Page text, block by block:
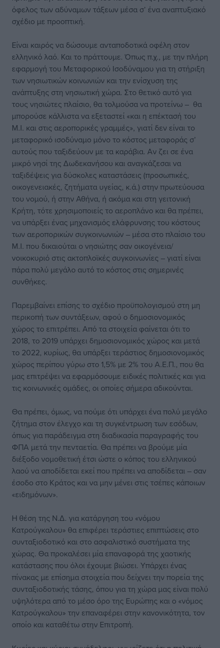
όφελος των αδύναμων τάξεων μέσα σ’ ένα αναπτυξιακό
σχέδιο με προοπτική.
Είναι καιρός να δώσουμε ανταποδοτικά οφέλη στον
ελληνικό λαό. Και το πράττουμε. Όπως π.χ., με την πλήρη
εφαρμογή του Μεταφορικού Ισοδύναμου για τη στήριξη
των νησιωτικών κοινωνιών και την ενίσχυση της
ανάπτυξης στη νησιωτική χώρα. Στο θετικό αυτό για
τους νησιώτες πλαίσιο, θα τολμούσα να προτείνω – θα
μπορούσε κάλλιστα να εξεταστεί «και η επέκτασή του
Μ.Ι. και στις αεροπορικές γραμμές», γιατί δεν είναι το
μεταφορικό ισοδύναμο μόνο το κόστος μεταφοράς σ’
αυτούς που ταξιδεύουν με τα καράβια. Αν ζει σε ένα
μικρό νησί της Δωδεκανήσου και αναγκάζεσαι να
ταξιδέψεις για δύσκολες καταστάσεις (προσωπικές,
οικογενειακές, ζητήματα υγείας, κ.ά.) στην πρωτεύουσα
του νομού, ή στην Αθήνα, ή ακόμα και στη γειτονική
Κρήτη, τότε χρησιμοποιείς το αεροπλάνο και θα πρέπει,
να υπάρξει ένας μηχανισμός ελάφρυνσης του κόστους
των αεροπορικών συγκοινωνιών – μέσα στο πλαίσιο του
Μ.Ι. που δικαιούται ο νησιώτης σαν οικογένεια/
νοικοκυριό στις ακτοπλοϊκές συγκοινωνίες – γιατί είναι
πάρα πολύ μεγάλο αυτό το κόστος στις σημερινές
συνθήκες.
Παρεμβαίνει επίσης το σχέδιο προϋπολογισμού στη μη
περικοπή των συντάξεων, αφού ο δημοσιονομικός
χώρος το επιτρέπει. Από τα στοιχεία φαίνεται ότι το
2018, το 2019 υπάρχει δημοσιονομικός χώρος και μετά
το 2022, κυρίως, θα υπάρξει τεράστιος δημοσιονομικός
χώρος περίπου γύρω στο 1,5% με 2% του Α.Ε.Π., που θα
μας επιτρέψει να εφαρμόσουμε ειδικές πολιτικές και για
τις κοινωνικές ομάδες, οι οποίες σήμερα αδικούνται.
Θα πρέπει, όμως, να πούμε ότι υπάρχει ένα πολύ μεγάλο
ζήτημα στον έλεγχο και τη συγκέντρωση των εσόδων,
όπως για παράδειγμα στη διαδικασία παραγραφής του
ΦΠΑ μετά την πενταετία. Θα πρέπει να βρούμε μία
διέξοδο νομοθετική έτσι ώστε ο κόπος του ελληνικού
λαού να αποδίδεται εκεί που πρέπει να αποδίδεται – σαν
έσοδο στο Κράτος και να μην μένει στις τσέπες κάποιων
«ειδημόνων».
Η θέση της Ν.Δ. για κατάργηση του «νόμου
Κατρούγκαλου» θα επιφέρει τεράστιες επιπτώσεις στο
συνταξιοδοτικό και στο ασφαλιστικό συστήματα της
χώρας. Θα προκαλέσει μία επαναφορά της χαοτικής
κατάστασης που όλοι έχουμε βιώσει. Υπάρχει ένας
πίνακας με επίσημα στοιχεία που δείχνει την πορεία της
συνταξιοδοτικής τάσης, όπου για τη χώρα μας είναι πολύ
υψηλότερα από το μέσο όρο της Ευρώπης και ο «νόμος
Κατρούγκαλου» την επαναφέρει στην κανονικότητα, τον
οποίο και καταθέτω στην Επιτροπή.